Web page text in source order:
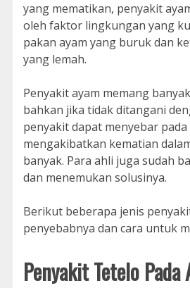
yang mematikan, penyakit
oleh faktor lingkungan yang
pakan ayam yang buruk dan
yang lemah.
Penyakit ayam memang
bahkan jika tidak ditangani
penyakit dapat menyebar
mengakibatkan kematian
banyak. Para ahli juga sudah
dan menemukan solusinya.
Berikut beberapa jenis
penyebabnya dan cara untuk
Penyakit Tetelo Pada